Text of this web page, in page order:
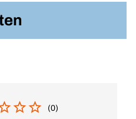
(0)